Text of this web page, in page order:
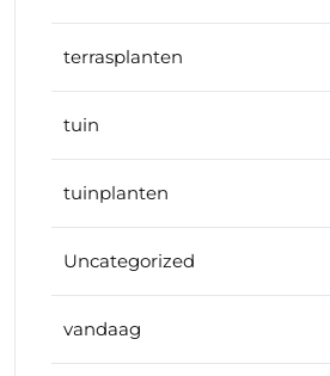
terrasplanten
tuin
tuinplanten
Uncategorized
vandaag